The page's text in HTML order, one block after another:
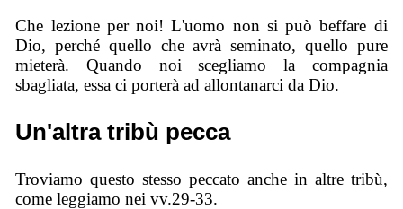
Che lezione per noi! L'uomo non si può beffare di
Dio, perché quello che avrà seminato, quello pure
mieterà. Quando noi scegliamo la compagnia
sbagliata, essa ci porterà ad allontanarci da Dio.
Un'altra tribù pecca
Troviamo questo stesso peccato anche in altre tribù,
come leggiamo nei vv.29-33.